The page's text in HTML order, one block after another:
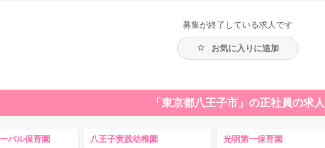
募集が終了している求人です
お気に入りに追加
「東京都八王子市」の正社員の求人
バル保育園 八王子実践幼稚園 光明第一保育園